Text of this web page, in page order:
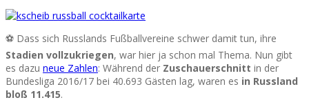
⚽ Dass sich Russlands Fußballvereine schwer damit tun, ihre
Stadien vollzukriegen, war hier ja schon mal Thema. Nun gibt
es dazu neue Zahlen: Während der Zuschauerschnitt in der
Bundesliga 2016/17 bei 40.693 Gästen lag, waren es in Russland
bloß 11.415.